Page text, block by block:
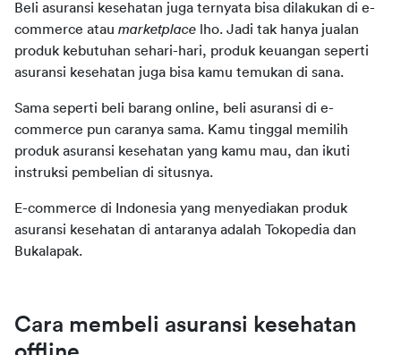
Beli asuransi kesehatan juga ternyata bisa dilakukan di e-
commerce atau marketplace lho. Jadi tak hanya jualan
produk kebutuhan sehari-hari, produk keuangan seperti
asuransi kesehatan juga bisa kamu temukan di sana.
Sama seperti beli barang online, beli asuransi di e-
commerce pun caranya sama. Kamu tinggal memilih
produk asuransi kesehatan yang kamu mau, dan ikuti
instruksi pembelian di situsnya.
E-commerce di Indonesia yang menyediakan produk
asuransi kesehatan di antaranya adalah Tokopedia dan
Bukalapak.
Cara membeli asuransi kesehatan